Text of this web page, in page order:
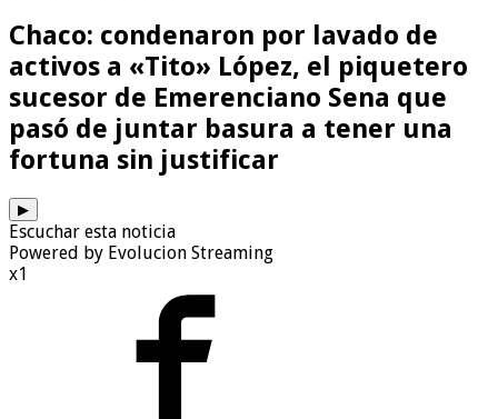
Chaco: condenaron por lavado de
activos a «Tito» López, el piquetero
sucesor de Emerenciano Sena que
pasó de juntar basura a tener una
fortuna sin justificar
▶
Escuchar esta noticia
Powered by Evolucion Streaming
x1